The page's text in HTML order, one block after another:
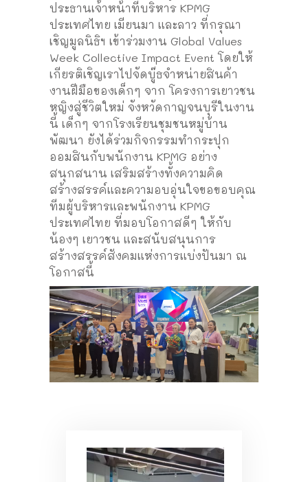
ประธานเจ้าหน้าที่บริหาร KPMG
ประเทศไทย เมียนมา และลาว ที่กรุณา
เชิญมูลนิธิฯ เข้าร่วมงาน Global Values
Week Collective Impact Event โดยให้
เกียรติเชิญเราไปจัดบู๊ธจำหน่ายสินค้า
งานฝีมือของเด็กๆ จาก โครงการเยาวชน
หญิงสู่ชีวิตใหม่ จังหวัดกาญจนบุรีในงาน
นี้ เด็กๆ จากโรงเรียนชุมชนหมู่บ้าน
พัฒนา ยังได้ร่วมกิจกรรมทำกระปุก
ออมสินกับพนักงาน KPMG อย่าง
สนุกสนาน เสริมสร้างทั้งความคิด
สร้างสรรค์และความอบอุ่นใจขอขอบคุณ
ทีมผู้บริหารและพนักงาน KPMG
ประเทศไทย ที่มอบโอกาสดีๆ ให้กับ
น้องๆ เยาวชน และสนับสนุนการ
สร้างสรรค์สังคมแห่งการแบ่งปันมา ณ
โอกาสนี้